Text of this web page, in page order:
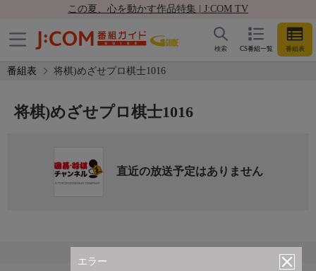
この夏、心を動かす作品特集 | J:COM TV
CS番組一覧 番組表
検索
番組表 将棋)めざせプロ棋士1016
エラー
将棋)めざせプロ棋士1016
直近の放送予定はありません